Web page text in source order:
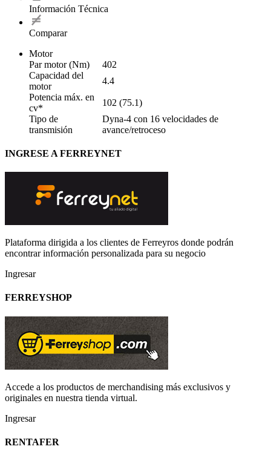
Información Técnica
Comparar
Motor
Par motor (Nm)
402
Capacidad del
motor
4.4
Potencia máx. en
cv*
102 (75.1)
Tipo de
transmisión
Dyna-4 con 16 velocidades de
avance/retroceso
INGRESE A FERREYNET
Plataforma dirigida a los clientes de Ferreyros donde podrán
encontrar información personalizada para su negocio
Ingresar
FERREYSHOP
Accede a los productos de merchandising más exclusivos y
originales en nuestra tienda virtual.
Ingresar
RENTAFER